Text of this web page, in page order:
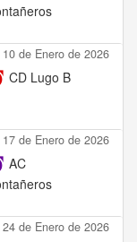
de Enero de 2026
CD Lugo B
de Enero de 2026
AC
de Enero de 2026